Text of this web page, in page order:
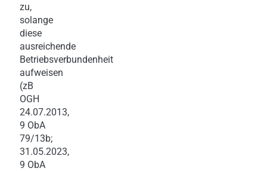
zu,
solange
diese
ausreichende
Betriebsverbundenheit
aufweisen
(zB
OGH
24.07.2013,
9 ObA
79/13b;
31.05.2023,
9 ObA